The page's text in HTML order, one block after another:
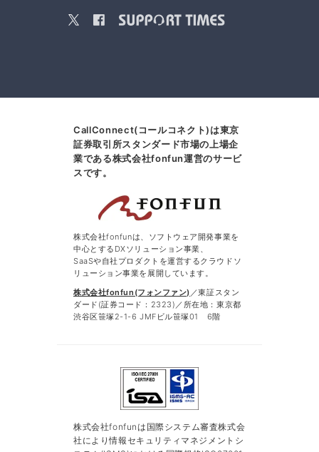
CallConnect(コールコネクト)は東京
証券取引所スタンダード市場の上場企
業である株式会社fonfun運営のサービ
スです。
株式会社fonfunは、ソフトウェア開発事業を
中心とするDXソリューション事業、
SaaSや自社プロダクトを運営するクラウドソ
リューション事業を展開しています。
株式会社fonfun(フォンファン) ／東証スタン
ダード(証券コード：2323)／所在地：東京都
渋谷区笹塚2-1-6 JMFビル笹塚01 6階
株式会社fonfunは国際システム審査株式会
社により情報セキュリティマネジメントシ